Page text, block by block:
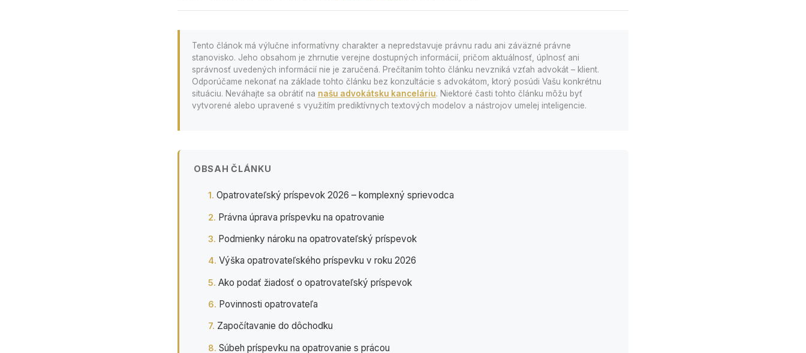
Tento článok má výlučne informatívny charakter a nepredstavuje právnu radu ani záväzné právne
stanovisko. Jeho obsahom je zhrnutie verejne dostupných informácií, pričom aktuálnosť, úplnosť ani
správnosť uvedených informácií nie je zaručená. Prečítaním tohto článku nevzniká vzťah advokát – klient.
Odporúčame nekonať na základe tohto článku bez konzultácie s advokátom, ktorý posúdi Vašu konkrétnu
situáciu. Neváhajte sa obrátiť na našu advokátsku kanceláriu. Niektoré časti tohto článku môžu byť
vytvorené alebo upravené s využitím prediktívnych textových modelov a nástrojov umelej inteligencie.
OBSAH ČLÁNKU
Opatrovateľský príspevok 2026 – komplexný sprievodca
Právna úprava príspevku na opatrovanie
Podmienky nároku na opatrovateľský príspevok
Výška opatrovateľského príspevku v roku 2026
Ako podať žiadosť o opatrovateľský príspevok
Povinnosti opatrovateľa
Započítavanie do dôchodku
Súbeh príspevku na opatrovanie s prácou